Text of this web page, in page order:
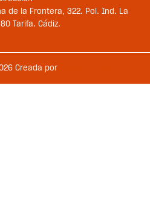
de la Frontera, 322. Pol. Ind. La
Tarifa. Cádiz.
Creada por